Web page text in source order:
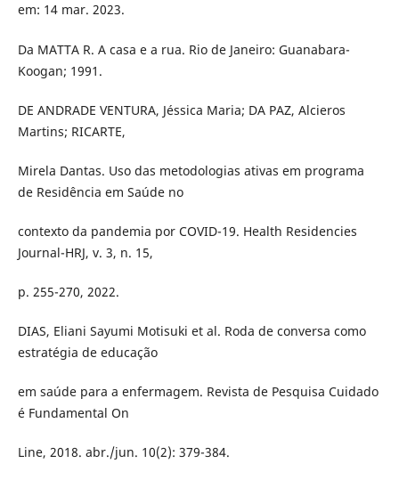
em: 14 mar. 2023.
Da MATTA R. A casa e a rua. Rio de Janeiro: Guanabara-
Koogan; 1991.
DE ANDRADE VENTURA, Jéssica Maria; DA PAZ, Alcieros
Martins; RICARTE,
Mirela Dantas. Uso das metodologias ativas em programa
de Residência em Saúde no
contexto da pandemia por COVID-19. Health Residencies
Journal-HRJ, v. 3, n. 15,
p. 255-270, 2022.
DIAS, Eliani Sayumi Motisuki et al. Roda de conversa como
estratégia de educação
em saúde para a enfermagem. Revista de Pesquisa Cuidado
é Fundamental On
Line, 2018. abr./jun. 10(2): 379-384.